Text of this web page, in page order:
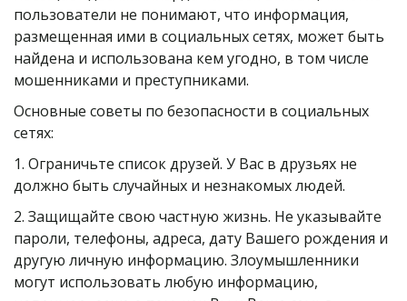
пользователи не понимают, что информация,
размещенная ими в социальных сетях, может быть
найдена и использована кем угодно, в том числе
мошенниками и преступниками.
Основные советы по безопасности в социальных
сетях:
1. Ограничьте список друзей. У Вас в друзьях не
должно быть случайных и незнакомых людей.
2. Защищайте свою частную жизнь. Не указывайте
пароли, телефоны, адреса, дату Вашего рождения и
другую личную информацию. Злоумышленники
могут использовать любую информацию,